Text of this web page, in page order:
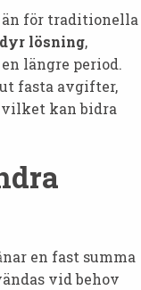
än för traditionella
lösning,
längre period.
fasta avgifter,
vilket kan bidra
en fast summa
vid behov